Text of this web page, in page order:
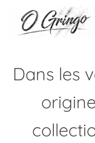
Dans les